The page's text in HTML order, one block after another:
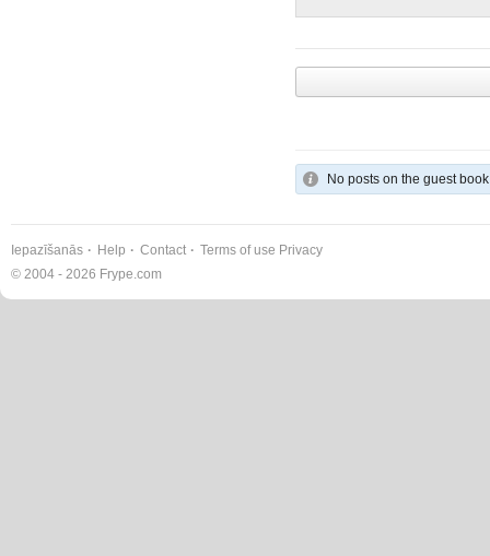
No posts on the guest book
Iepazīšanās Help Contact Terms of use Privacy
© 2004 - 2026 Frype.com